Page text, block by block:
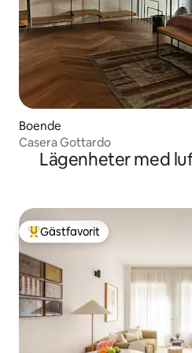
Boende
Casera Gottardo
Lägenheter med
Populär gästfavorit
Gästfavorit